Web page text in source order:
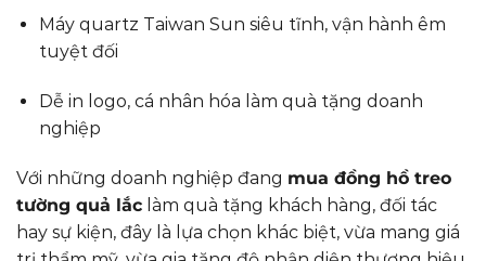
Máy quartz Taiwan Sun siêu tĩnh, vận hành êm
tuyệt đối
Dễ in logo, cá nhân hóa làm quà tặng doanh
nghiệp
Với những doanh nghiệp đang mua đồng hồ treo
tường quả lắc làm quà tặng khách hàng, đối tác
hay sự kiện, đây là lựa chọn khác biệt, vừa mang giá